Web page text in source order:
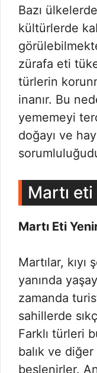
Bazı
kültürlerde
zürafa eti
türlerin
inanır. Bu
yememeyi
doğayı ve
Martı
Martı Eti
Martılar,
yanında
zamanda
sahillerde
Farklı türleri
balık ve
beslenirler.